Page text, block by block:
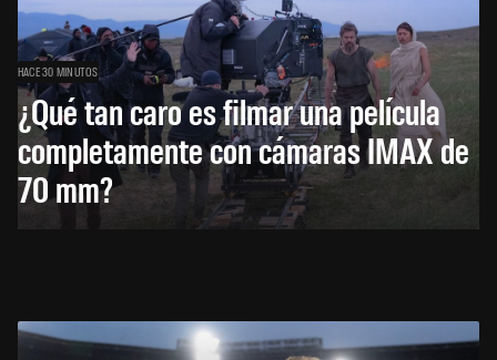
HACE 30 MINUTOS
¿Qué tan caro es filmar una película
completamente con cámaras IMAX de
70 mm?